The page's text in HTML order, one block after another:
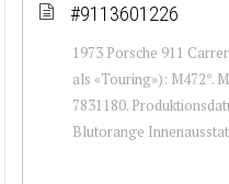
#9113601226
1973 Porsche 911
als «Touring»): M472*.
7831180.
Blutorange